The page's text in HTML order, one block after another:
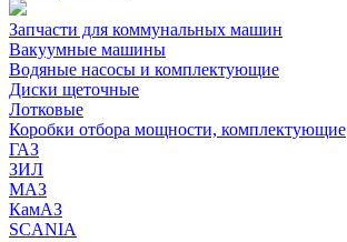
Запчасти для коммунальных машин
Вакуумные машины
Водяные насосы и комплектующие
Диски щеточные
Лотковые
Коробки отбора мощности, комплектующие
ГАЗ
ЗИЛ
МАЗ
КамАЗ
SCANIA